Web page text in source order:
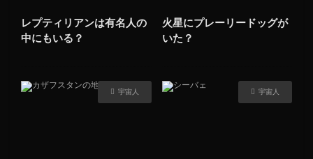
レプティリアンは有名人の
中にもいる？
火星にプレーリードッグが
いた？
宇宙人 宇宙人